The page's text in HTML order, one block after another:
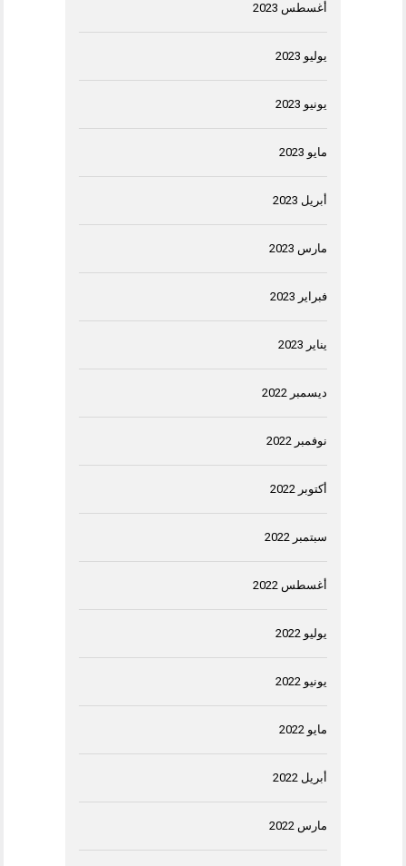
أغسطس 2023
يوليو 2023
يونيو 2023
مايو 2023
أبريل 2023
مارس 2023
فبراير 2023
يناير 2023
ديسمبر 2022
نوفمبر 2022
أكتوبر 2022
سبتمبر 2022
أغسطس 2022
يوليو 2022
يونيو 2022
مايو 2022
أبريل 2022
مارس 2022